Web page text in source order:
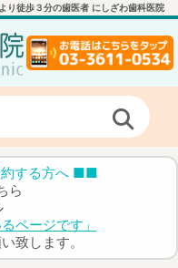
り徒歩３分の歯医者 にしざわ歯科医院
する方へ ■■
ら
ページです」
致します。